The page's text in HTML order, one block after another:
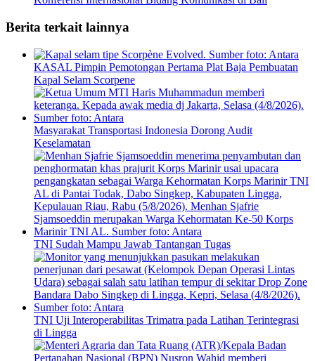
Berita terkait lainnya
KASAL Pimpin Pemotongan Pertama Plat Baja Pembuatan
Kapal Selam Scorpene
Masyarakat Transportasi Indonesia Dorong Audit
Keselamatan
TNI Sudah Mampu Jawab Tantangan Tugas
TNI Uji Interoperabilitas Trimatra pada Latihan Terintegrasi
di Lingga